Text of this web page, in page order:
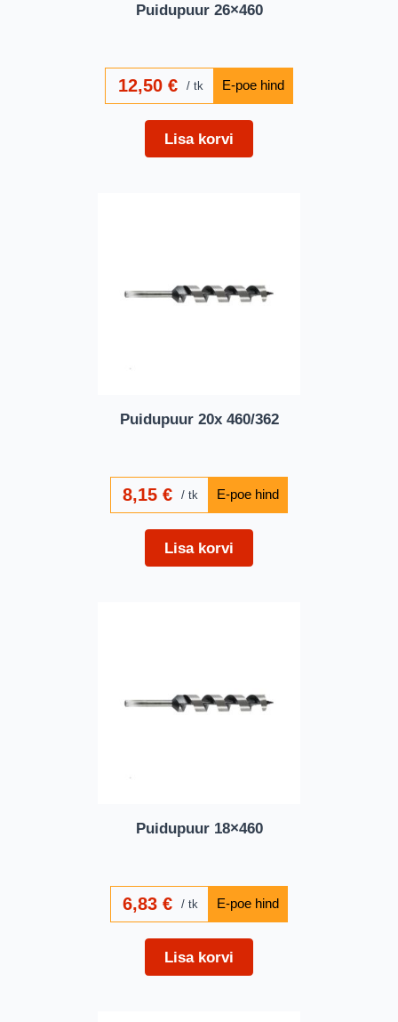
Puidupuur 26×460
12,50 € tk
Lisa korvi
Puidupuur 20x 460/362
8,15€ tk
Lisa korvi
Puidupuur 18×460
6,83€ tk
Lisa korvi